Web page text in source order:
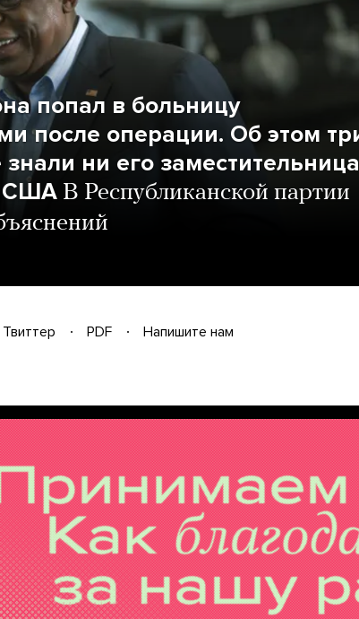
попал в больницу
после операции. Об этом
ни его
США В Республиканской партии
Твиттер PDF
Напишите нам